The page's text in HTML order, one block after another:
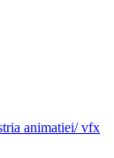
animatiei/ vfx